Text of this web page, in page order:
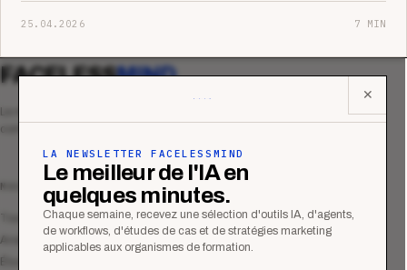
25.04.2026 7 MIN
✕
LA NEWSLETTER FACELESSMIND
Le meilleur de l'IA en
quelques minutes.
Chaque semaine, recevez une sélection d'outils IA, d'agents,
de workflows, d'études de cas et de stratégies marketing
applicables aux organismes de formation.
FACELESSMIND
Le média qui mesurent la performance
commerciale des organismes de formation.
MAGAZINE
Tous les articles
Analyses